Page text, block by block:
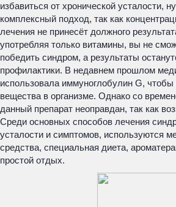
избавиться от хронической усталости,
комплексный подход, так как
лечения не принесёт должного
употребляя только витамины, вы не
победить синдром, а результаты
профилактики. В недавнем прошлом
использовала иммуноглобулин G,
вещества в организме. Однако со
данный препарат неоправдан, так как
Среди основных способов лечения
усталости и симптомов, используются
средства, специальная диета,
простой отдых.